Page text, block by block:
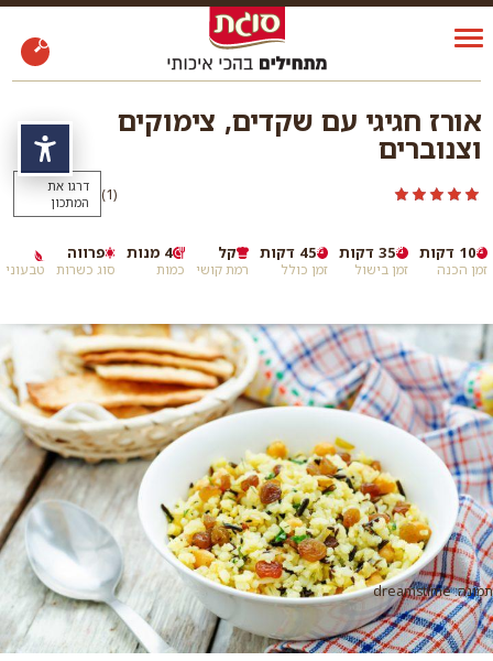
אורז חגיגי עם שקדים, צימוקים
וצנוברים
(1
)
דרגו את
המתכון
זמן הכנה
10 דקות
זמן בישול
35 דקות
זמן כולל
45 דקות
רמת קושי
קל
כמות
4 מנות
סוג כשרות
פרווה
טבעוני
תמונה: dreamstime